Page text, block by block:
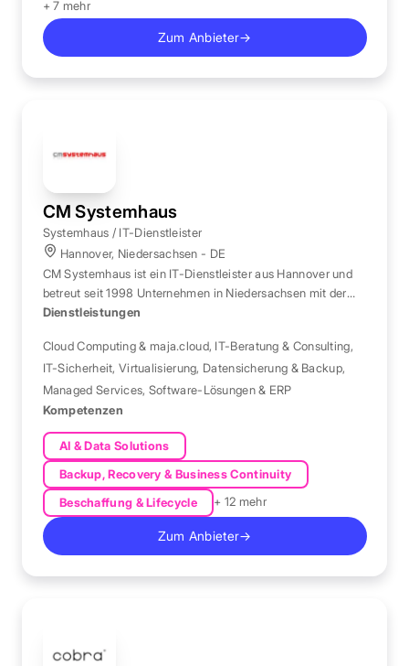
+ 7 mehr
Zum Anbieter→
CM Systemhaus
Systemhaus / IT-Dienstleister
Hannover, Niedersachsen - DE
CM Systemhaus ist ein IT-Dienstleister aus Hannover und
betreut seit 1998 Unternehmen in Niedersachsen mit der
eigenen Cloud-Plattform maja.cloud.
Dienstleistungen
Cloud Computing & maja.cloud, IT-Beratung & Consulting,
IT-Sicherheit, Virtualisierung, Datensicherung & Backup,
Managed Services, Software-Lösungen & ERP
Kompetenzen
AI & Data Solutions
Backup, Recovery & Business Continuity
Beschaffung & Lifecycle
+ 12 mehr
Zum Anbieter→